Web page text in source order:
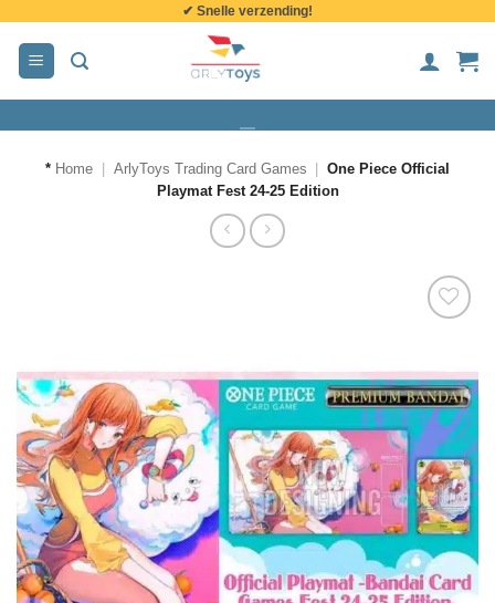
inhoud
✔ Snelle verzending!
* Home ArlyToys Trading Card Games
One Piece Official
Playmat Fest 24-25 Edition